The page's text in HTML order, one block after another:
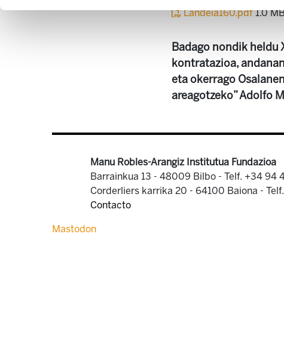
Landeia160.pdf1.0
Badago nondik heldu
kontratazioa,
eta okerrago
areagotzeko” Adolfo
Manu Robles-Arangiz Institutua Fundazioa
Barrainkua 13 - 48009 Bilbo - Telf. +34 94
Corderliers karrika 20 - 64100 Baiona -
Contacto
Mastodon